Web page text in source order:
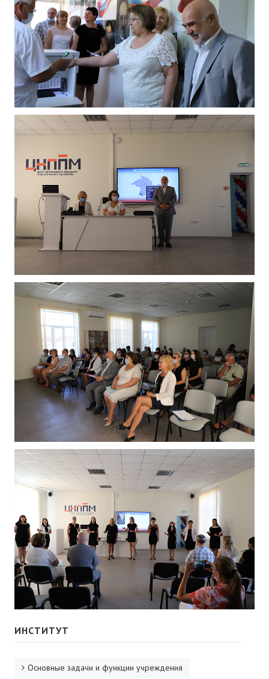
Готовимся к новому учебному году 2026-2027
ДПО
Профессиональная переподготовка
Повышение квалификации
КОНТАКТЫ
ИНСТИТУТ
Основные задачи и функции учреждения